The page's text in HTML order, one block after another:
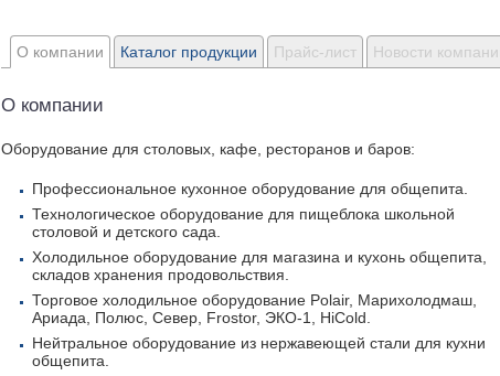
О компании
О компании
Оборудование для столовых, кафе, ресторанов и баров:
Профессиональное кухонное оборудование для общепита.
Технологическое оборудование для пищеблока школьной
столовой и детского сада.
Холодильное оборудование для магазина и кухонь общепита,
складов хранения продовольствия.
Торговое холодильное оборудование Polair, Марихолодмаш,
Ариада, Полюс, Север, Frostor, ЭКО-1, HiCold.
Нейтральное оборудование из нержавеющей стали для кухни
общепита.
Каталог продукции Прайс-лист Новости